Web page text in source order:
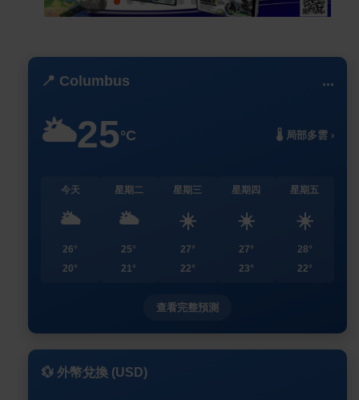
📍 Columbus ...
🌥️25°C 🌡️ 局部多雲 ›
今天
🌥️
26°
20°
星期二
🌥️
25°
21°
星期三
☀️
27°
22°
星期四
☀️
27°
23°
星期五
☀️
28°
22°
查看完整預測
💱 外幣兌換 (USD)